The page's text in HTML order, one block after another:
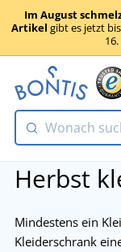
Im August
Artikel gibt es jetzt
Herbst
Mindestens ein
Kleiderschrank